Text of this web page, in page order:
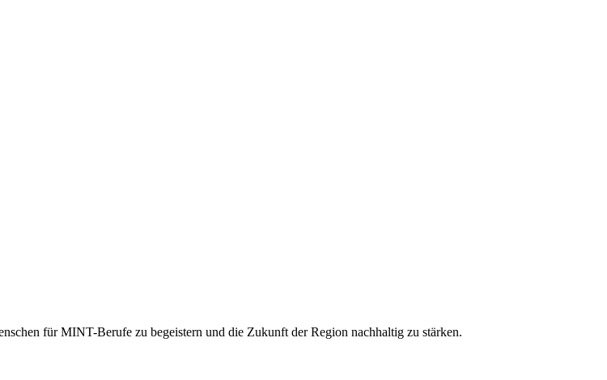
für MINT-Berufe zu begeistern und die Zukunft der Region nachhaltig zu stärken.